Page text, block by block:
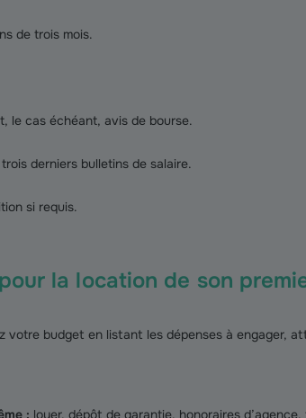
de trois mois.
le cas échéant, avis de bourse.
derniers bulletins de salaire.
si requis.
la location de son
votre budget en listant les dépenses à engager,
: loyer, dépôt de garantie, honoraires